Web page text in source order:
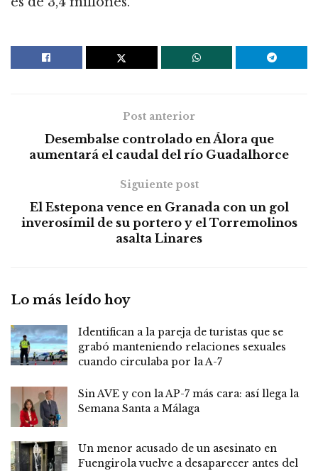
Post anterior
Desembalse controlado en Álora que
aumentará el caudal del río Guadalhorce
Siguiente post
El Estepona vence en Granada con un gol
inverosímil de su portero y el Torremolinos
asalta Linares
Lo más leído hoy
Identifican a la pareja de turistas que se
grabó manteniendo relaciones sexuales
cuando circulaba por la A-7
Sin AVE y con la AP-7 más cara: así llega la
Semana Santa a Málaga
Un menor acusado de un asesinato en
Fuengirola vuelve a desaparecer antes del